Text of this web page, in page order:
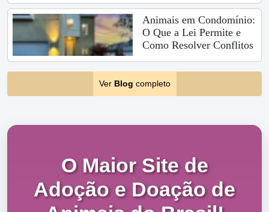
Animais em Condomínio:
O Que a Lei Permite e
Como Resolver Conflitos
Ver Blog completo
O Maior Site de
Adoção e Doação de